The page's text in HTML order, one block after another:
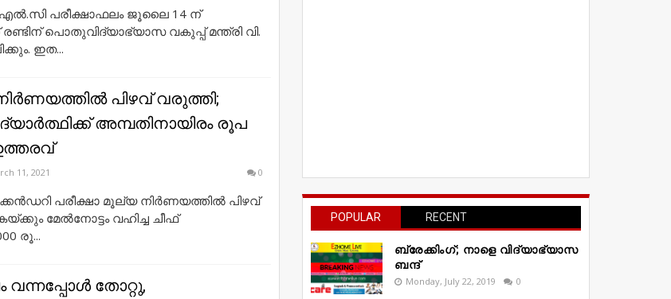
പരീക്ഷാഫലം ജൂലൈ 14 ന്
പൊതുവിദ്യാഭ്യാസ വകുപ്പ് മന്ത്രി വി.
ഇത...
പിഴവ് വരുത്തി;
അമ്പതിനായിരം രൂപ
11, 2021 0
പരീക്ഷാ മൂല്യ നിര്‍ണയത്തില്‍ പിഴവ്
മേല്‍നോട്ടം വഹിച്ച ചീഫ്
രൂ...
വന്നപ്പോള്‍ തോറ്റു,
POPULAR RECENT
ബ്രേക്കിംഗ്; നാളെ വിദ്യാഭ്യാസ
ബന്ദ്
Monday, July 22, 2019 0